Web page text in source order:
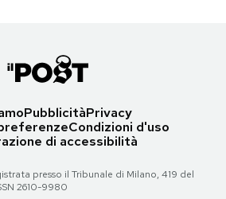
PubblicitàPrivacy
Condizioni d'uso
di accessibilità
presso il Tribunale di Milano, 419 del
2610-9980